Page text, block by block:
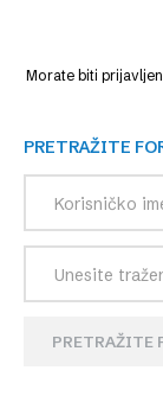
Morate biti
PRETRAŽITE
PRETRAŽITE